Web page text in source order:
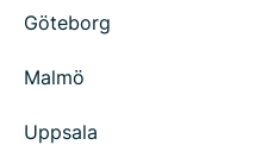
Göteborg
Malmö
Uppsala